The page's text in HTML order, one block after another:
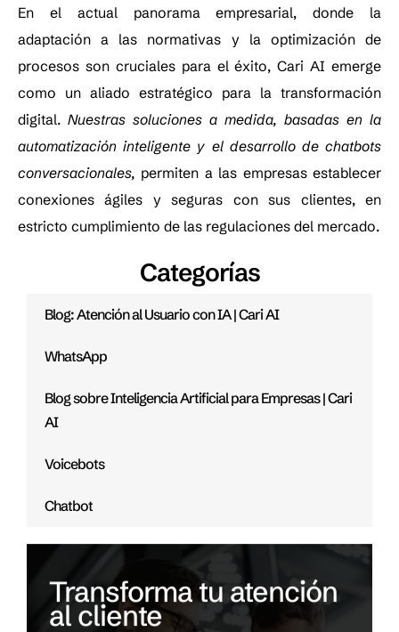
En el actual panorama empresarial, donde la
adaptación a las normativas y la optimización de
procesos son cruciales para el éxito, Cari AI emerge
como un aliado estratégico para la transformación
digital. Nuestras soluciones a medida, basadas en la
automatización inteligente y el desarrollo de chatbots
conversacionales, permiten a las empresas establecer
conexiones ágiles y seguras con sus clientes, en
estricto cumplimiento de las regulaciones del mercado.
Categorías
Blog: Atención al Usuario con IA | Cari AI
WhatsApp
Blog sobre Inteligencia Artificial para Empresas | Cari
AI
Voicebots
Chatbot
Transforma tu atención
al cliente